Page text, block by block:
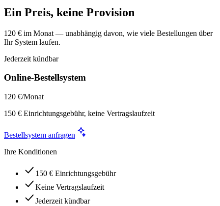
Ein Preis, keine Provision
120 € im Monat — unabhängig davon, wie viele Bestellungen über
Ihr System laufen.
Jederzeit kündbar
Online-Bestellsystem
120 €/Monat
150 € Einrichtungsgebühr, keine Vertragslaufzeit
Bestellsystem anfragen
Ihre Konditionen
150 € Einrichtungsgebühr
Keine Vertragslaufzeit
Jederzeit kündbar